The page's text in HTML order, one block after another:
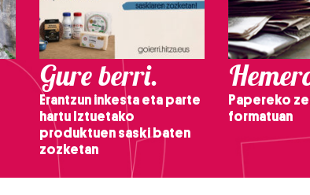
Gure berri.
Erantzun inkesta eta parte
hartu Iztuetako
produktuen saski baten
zozketan
Papereko
formatuan